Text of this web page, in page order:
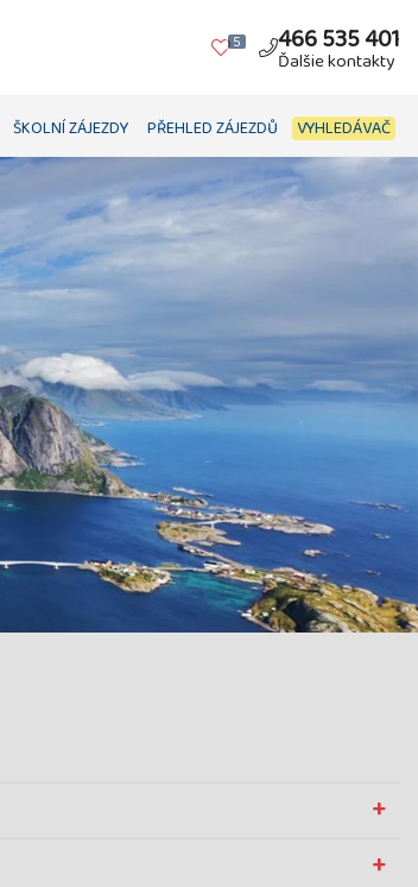
5 466 535 401
Ďalšie kontakty
ŠKOLNÍ ZÁJEZDY PŘEHLED ZÁJEZDŮ VYHLEDÁVAČ